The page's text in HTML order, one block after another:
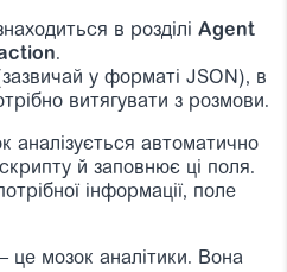
в розділі Agent
.
у форматі JSON), в
витягувати з розмови.
аналізується автоматично
й заповнює ці поля.
інформації, поле
мозок аналітики. Вона